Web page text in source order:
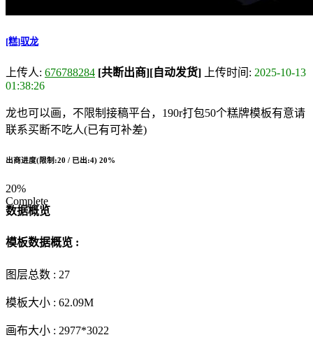
[糕]驭龙
上传人: 676788284 [共断出商][自动发货] 上传时间: 2025-10-13
01:38:26
龙也可以画，不限制接稿平台，190r打包50个糕牌模板有意请
联系买断不吃人(已有可补差)
出商进度(限制:20 / 已出:4) 20%
20%
Complete
数据概览
模板数据概览 :
图层总数 : 27
模板大小 : 62.09M
画布大小 : 2977*3022